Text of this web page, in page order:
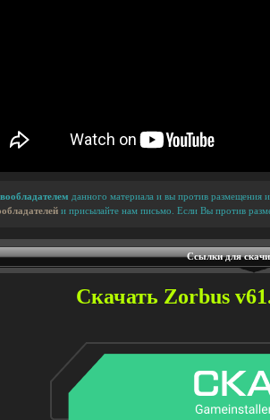
данного материала и вы против размещения
и присылайте нам письмо. Если Вы против
Ссылки для
Скачать Zorbus